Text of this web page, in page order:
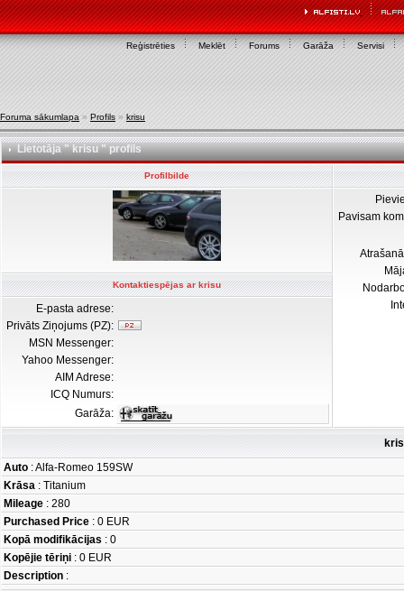
Reģistrēties Meklēt Forums Garāža Servisi
Foruma sākumlapa » Profils » krisu
Lietotāja " krisu " profils
Profilbilde
Pavisam
Kontaktiespējas ar krisu
E-pasta adrese:
Privāts Ziņojums (PZ):
MSN Messenger:
Yahoo Messenger:
AIM Adrese:
ICQ Numurs:
Garāža:
Auto : Alfa-Romeo 159SW
Krāsa : Titanium
Mileage : 280
Purchased Price : 0 EUR
Kopā modifikācijas : 0
Kopējie tēriņi : 0 EUR
Description :